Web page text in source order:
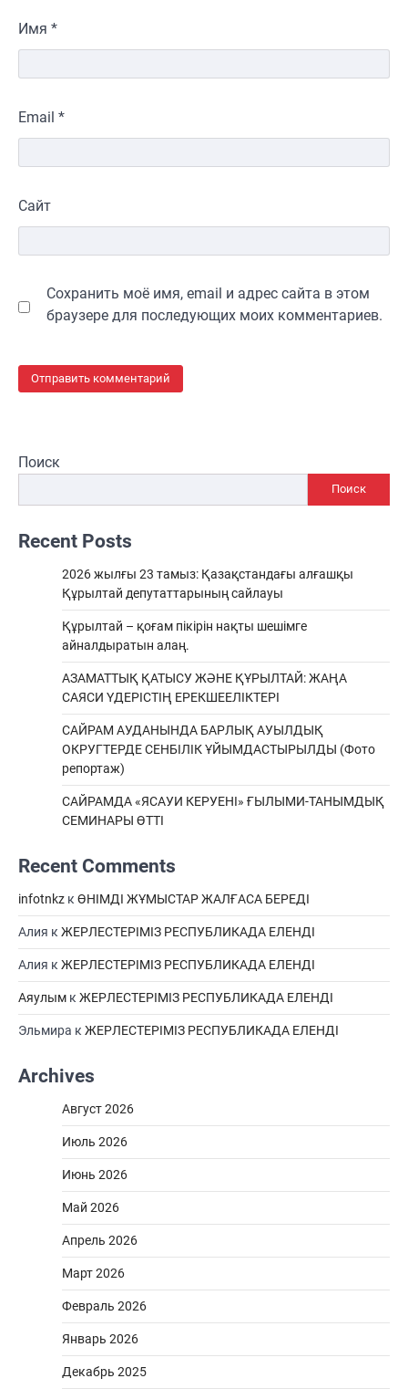
Имя *
Email *
Сайт
Сохранить моё имя, email и адрес сайта в этом
браузере для последующих моих комментариев.
Поиск
Поиск
Recent Posts
2026 жылғы 23 тамыз: Қазақстандағы алғашқы
Құрылтай депутаттарының сайлауы
Құрылтай – қоғам пікірін нақты шешімге
айналдыратын алаң.
АЗАМАТТЫҚ ҚАТЫСУ ЖӘНЕ ҚҰРЫЛТАЙ: ЖАҢА
САЯСИ ҮДЕРІСТІҢ ЕРЕКШEЕЛІКТЕРІ
САЙРАМ АУДАНЫНДА БАРЛЫҚ АУЫЛДЫҚ
ОКРУГТЕРДЕ СЕНБІЛІК ҰЙЫМДАСТЫРЫЛДЫ (Фото
репортаж)
САЙРАМДА «ЯСАУИ КЕРУЕНІ» ҒЫЛЫМИ-ТАНЫМДЫҚ
СЕМИНАРЫ ӨТТІ
Recent Comments
infotnkz к ӨНІМДІ ЖҰМЫСТАР ЖАЛҒАСА БЕРЕДІ
Алия к ЖЕРЛЕСТЕРІМІЗ РЕСПУБЛИКАДА ЕЛЕНДІ
Алия к ЖЕРЛЕСТЕРІМІЗ РЕСПУБЛИКАДА ЕЛЕНДІ
Аяулым к ЖЕРЛЕСТЕРІМІЗ РЕСПУБЛИКАДА ЕЛЕНДІ
Эльмира к ЖЕРЛЕСТЕРІМІЗ РЕСПУБЛИКАДА ЕЛЕНДІ
Archives
Август 2026
Июль 2026
Июнь 2026
Май 2026
Апрель 2026
Март 2026
Февраль 2026
Январь 2026
Декабрь 2025